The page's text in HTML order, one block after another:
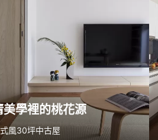
美學裡的桃花源
風30坪中古屋